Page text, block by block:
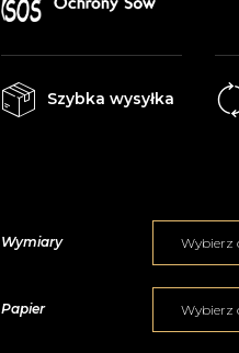
Szybka wysyłka
Wymiary
Papier